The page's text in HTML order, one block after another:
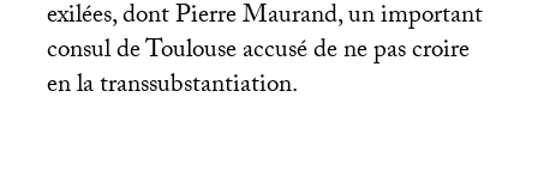
exilées, dont Pierre Maurand, un important
consul de Toulouse accusé de ne pas croire
en la transsubstantiation.